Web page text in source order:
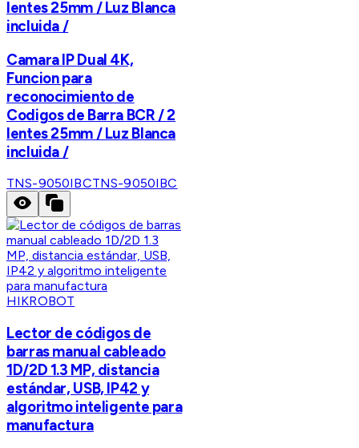
lentes 25mm / Luz Blanca
incluida /
Camara IP Dual 4K,
Funcion para
reconocimiento de
Codigos de Barra BCR / 2
lentes 25mm / Luz Blanca
incluida /
TNS-9050IBCTNS-9050IBC
HIKROBOT
Lector de códigos de
barras manual cableado
1D/2D 1.3 MP, distancia
estándar, USB, IP42 y
algoritmo inteligente para
manufactura